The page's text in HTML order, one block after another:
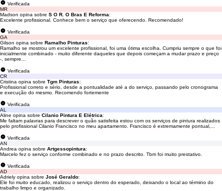
Verificada
MR
Madson opina sobre S O R. O Bras E Reforma:
Excelente profissional. Conhece bem o serviço que oferecendo. Recomendado!
Verificada
GA
Gilson opina sobre Ramalho Pinturas:
Ramalho se mostrou um excelente profissional, foi uma ótima escolha. Cumpriu sempre o que foi
inicialmente combinado - muito diferente daqueles que depois começam a mudar prazo e preço
-, sempre...
Verificada
CR
Cristina opina sobre Tgm Pinturas:
Profissional correto e sério, desde a pontualidade até a do serviço, passando pelo cronograma
e execução do mesmo. Recomendo fortemente
Verificada
AL
Aline opina sobre Cilanio Pintura E Elétrica:
Me faltam palavras para descrever o quão satisfeita estou com os serviços de pintura realizados
pelo profissional Cilanio Francisco no meu apartamento. Francisco é extremamente pontual,...
Verificada
AN
Andrea opina sobre Artgessopintura:
Marcelo fez o serviço conforme combinado e no prazo descrito. Tbm foi muito prestativo.
Verificada
AD
Adriely opina sobre José Geraldo:
Ele foi muito educado, realizou o serviço dentro do esperado, deixando o local ao término do
trabalho limpo e organizado.